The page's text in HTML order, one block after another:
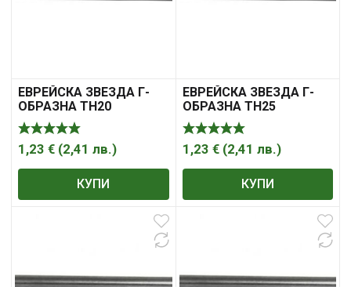
ЕВРЕЙСКА ЗВЕЗДА Г-
ОБРАЗНА ТH20
УДЪЛЖЕНА XL СЪС
ОТВОР 1752TH20
1,23 € (2,41 лв.)
КУПИ
ЕВРЕЙСКА ЗВЕЗДА Г-
ОБРАЗНА ТH25
УДЪЛЖЕНА XL СЪС
ОТВОР 1752TH25
1,23 € (2,41 лв.)
КУПИ